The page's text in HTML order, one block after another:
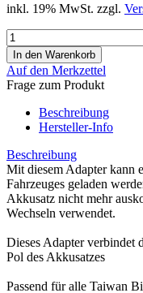
inkl. 19% MwSt. zzgl.
Auf den Merkzettel
Frage zum Produkt
Beschreibung
Hersteller-Info
Beschreibung
Mit diesem Adapter kann
Fahrzeuges geladen
Akkusatz nicht mehr
Wechseln verwendet.
Dieses Adapter verbindet
Pol des Akkusatzes
Passend für alle Taiwan